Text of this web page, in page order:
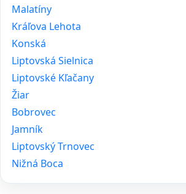
Malatíny
Kráľova Lehota
Konská
Liptovská Sielnica
Liptovské Kľačany
Žiar
Bobrovec
Jamník
Liptovský Trnovec
Nižná Boca